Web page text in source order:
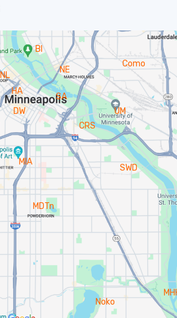
SA
HA
UM
BI
MIA
NE
NL
DW
MDTn
Noko
CRS
Como
SWD